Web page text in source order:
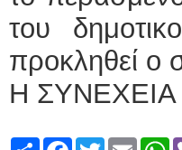
του
προκληθεί ο
Η
ShareFacebook
TwitterEmail